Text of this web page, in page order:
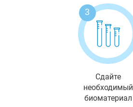
3
Сдайте
необходимый
биоматериал